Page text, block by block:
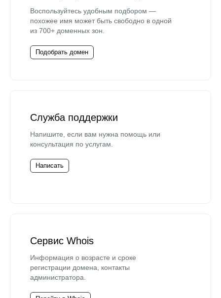
Воспользуйтесь удобным подбором —
похожее имя может быть свободно в одной
из 700+ доменных зон.
Подобрать домен
Служба поддержки
Напишите, если вам нужна помощь или
консультация по услугам.
Написать
Сервис Whois
Информация о возрасте и сроке
регистрации домена, контакты
администратора.